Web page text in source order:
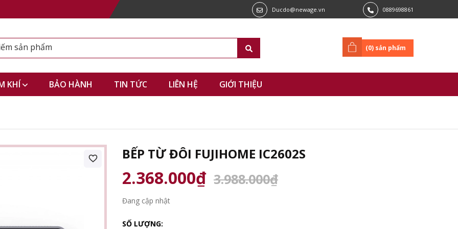
Ducdo@newage.vn 0889698861
(0) sản phẩm
KHÍ BẢO HÀNH TIN TỨC LIÊN HỆ GIỚI THIỆU
BẾP TỪ ĐÔI FUJIHOME IC2602S
2.368.000₫ 3.988.000₫
Đang cập nhật
SỐ LƯỢNG: